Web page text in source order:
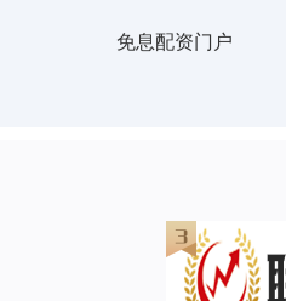
免息配资门户